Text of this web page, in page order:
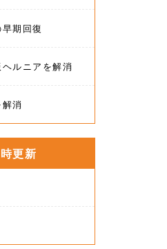
期回復
ルニアを解消
消
更新